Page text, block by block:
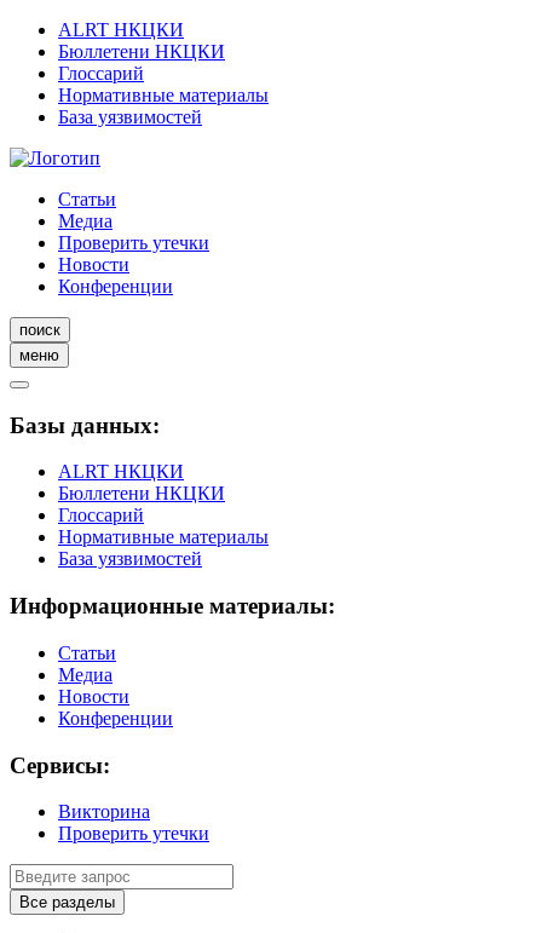
ALRT НКЦКИ
Бюллетени НКЦКИ
Глоссарий
Нормативные материалы
База уязвимостей
Статьи
Медиа
Проверить утечки
Новости
Конференции
поиск
меню
Базы данных:
ALRT НКЦКИ
Бюллетени НКЦКИ
Глоссарий
Нормативные материалы
База уязвимостей
Информационные материалы:
Статьи
Медиа
Новости
Конференции
Сервисы:
Викторина
Проверить утечки
Все разделы